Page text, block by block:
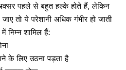
पहले से बहुत हल्के होते हैं,लेकिन
जाए तो ये परेशानी अधिक गंभीर हो जाती
में निम्न शामिल हैं:
के लिए उठना पड़ता है